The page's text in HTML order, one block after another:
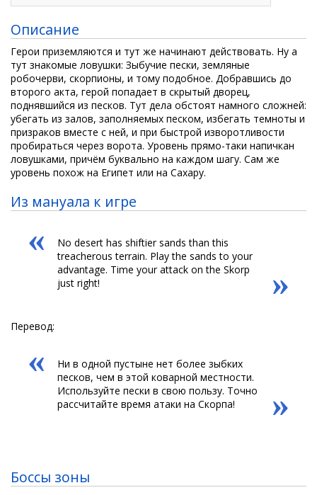
Описание
Герои приземляются и тут же начинают действовать. Ну а
тут знакомые ловушки: Зыбучие пески, земляные
робочерви, скорпионы, и тому подобное. Добравшись до
второго акта, герой попадает в скрытый дворец,
поднявшийся из песков. Тут дела обстоят намного сложней:
убегать из залов, заполняемых песком, избегать темноты и
призраков вместе с ней, и при быстрой изворотливости
пробираться через ворота. Уровень прямо-таки напичкан
ловушками, причём буквально на каждом шагу. Сам же
уровень похож на Египет или на Сахару.
Из мануала к игре
«
No desert has shiftier sands than this
treacherous terrain. Play the sands to your
advantage. Time your attack on the Skorp
just right!
»
Перевод:
«
Ни в одной пустыне нет более зыбких
песков, чем в этой коварной местности.
Используйте пески в свою пользу. Точно
рассчитайте время атаки на Скорпа!
»
Боссы зоны